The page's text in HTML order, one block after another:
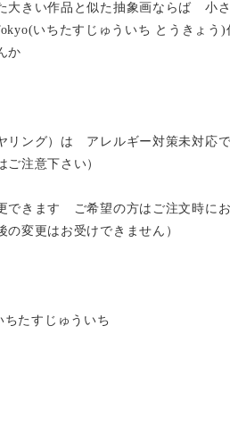
大きい作品と似た抽象画ならば 小
いちたすじゅういち とうきょう
か
リング）は アレルギー対策未対応
ご注意下さい）
できます ご希望の方はご注文時に
の変更はお受けできません）
たすじゅういち